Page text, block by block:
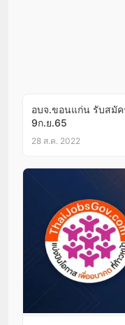
อบจ.ขอนแก่น รับสมั
9ก.ย.65
28 ส.ค. 2022